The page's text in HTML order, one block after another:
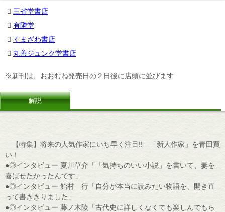
三省堂書店
有隣堂
くまざわ書店
丸善ジュンク堂書店
※新刊は、おおむね発売日の２日後に店頭に並びます
解説
【特集】将来の人気作家にいち早く注目!! 「新人作家」を青田買
い！
●◎インタビュー 夏川草介「「気持ちのいい小説」を書いて、妻を
喜ばせたかったんです」
●◎インタビュー 飴村 行「自分が本当に読みたい物語を、開き直
って書ききりました」
●◎インタビュー 藤ノ木陵「古代史に詳しくなくても楽しんでもら